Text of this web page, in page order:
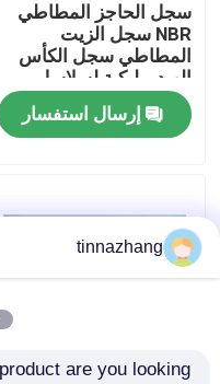
مراقبة الجودة
اتصل بنا
مطّاط زيت ختم صوف
شاحنة الأختام النفط
سجل الحاجز المطاطي
NBR سجل الزيت
المطاطي سجل الكأس
الهيدروليكية لسلاسل
المكابح الرئيسية
إرسال استفسار
tinnazhang
are you looking